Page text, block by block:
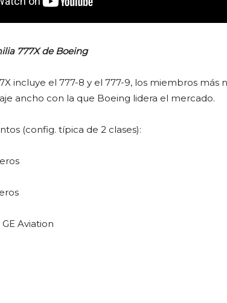
777X de Boeing
incluye el 777-8 y el 777-9, los miembros más
ancho con la que Boeing lidera el mercado.
(config. típica de 2 clases):
Aviation